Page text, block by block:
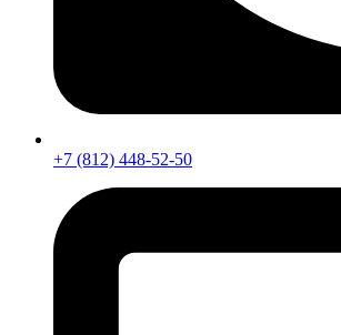
+7 (812) 448-52-50